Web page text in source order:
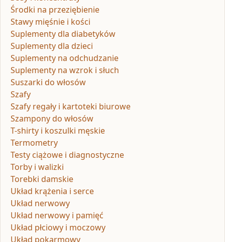
Środki na przeziębienie
Stawy mięśnie i kości
Suplementy dla diabetyków
Suplementy dla dzieci
Suplementy na odchudzanie
Suplementy na wzrok i słuch
Suszarki do włosów
Szafy
Szafy regały i kartoteki biurowe
Szampony do włosów
T-shirty i koszulki męskie
Termometry
Testy ciążowe i diagnostyczne
Torby i walizki
Torebki damskie
Układ krążenia i serce
Układ nerwowy
Układ nerwowy i pamięć
Układ płciowy i moczowy
Układ pokarmowy